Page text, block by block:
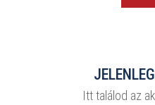
Itt találod az